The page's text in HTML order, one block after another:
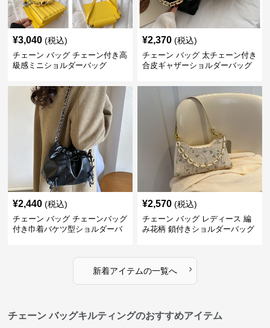
¥3,040 (税込)
チェーン バッグ チェーン付き高
級感ミニショルダーバッグ
¥2,370 (税込)
チェーン バッグ 太チェーン付き
合皮ギャザーショルダーバッグ
¥2,440 (税込)
チェーン バッグ チェーンバッグ
付き巾着バケツ型ショルダーバ
¥2,570 (税込)
チェーン バッグ レディース 編
み花柄 鎖付きショルダーバッグ
新着アイテムの一覧へ ›
チェーン バッグキルティングのおすすめアイテム